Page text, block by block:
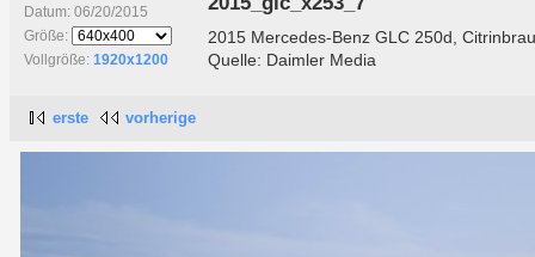
Datum: 06/20/2015
Größe:
Vollgröße: 1920x1200
2015 Mercedes-Benz GLC 250d,
Quelle: Daimler Media
erste vorherige